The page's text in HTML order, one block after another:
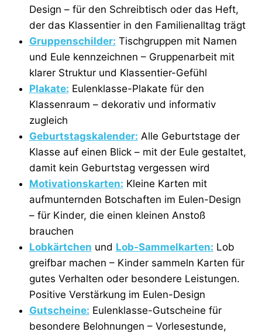
Design – für den Schreibtisch oder das Heft,
der das Klassentier in den Familienalltag trägt
Gruppenschilder: Tischgruppen mit Namen
und Eule kennzeichnen – Gruppenarbeit mit
klarer Struktur und Klassentier-Gefühl
Plakate: Eulenklasse-Plakate für den
Klassenraum – dekorativ und informativ
zugleich
Geburtstagskalender: Alle Geburtstage der
Klasse auf einen Blick – mit der Eule gestaltet,
damit kein Geburtstag vergessen wird
Motivationskarten: Kleine Karten mit
aufmunternden Botschaften im Eulen-Design
– für Kinder, die einen kleinen Anstoß
brauchen
Lobkärtchen und Lob-Sammelkarten: Lob
greifbar machen – Kinder sammeln Karten für
gutes Verhalten oder besondere Leistungen.
Positive Verstärkung im Eulen-Design
Gutscheine: Eulenklasse-Gutscheine für
besondere Belohnungen – Vorlesestunde,